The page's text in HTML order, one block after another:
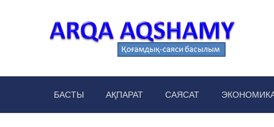
БАСТЫ АҚПАРАТ САЯСАТ